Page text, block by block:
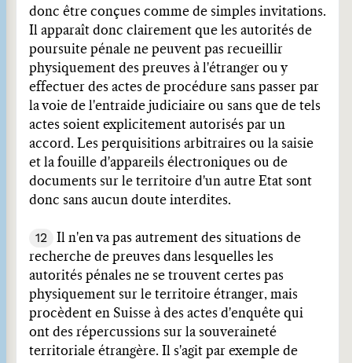
donc être conçues comme de simples invitations.
Il apparaît donc clairement que les autorités de
poursuite pénale ne peuvent pas recueillir
physiquement des preuves à l'étranger ou y
effectuer des actes de procédure sans passer par
la voie de l'entraide judiciaire ou sans que de tels
actes soient explicitement autorisés par un
accord. Les perquisitions arbitraires ou la saisie
et la fouille d'appareils électroniques ou de
documents sur le territoire d'un autre Etat sont
donc sans aucun doute interdites.
12
Il n'en va pas autrement des situations de
recherche de preuves dans lesquelles les
autorités pénales ne se trouvent certes pas
physiquement sur le territoire étranger, mais
procèdent en Suisse à des actes d'enquête qui
ont des répercussions sur la souveraineté
territoriale étrangère. Il s'agit par exemple de